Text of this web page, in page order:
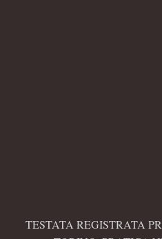
TESTATA REGISTRATA